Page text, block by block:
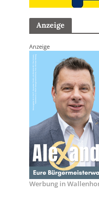
Anzeige
Anzeige
Werbung in